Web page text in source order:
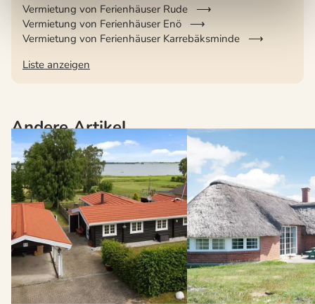
Vermietung von Ferienhäuser Rude
Vermietung von Ferienhäuser Enö
Vermietung von Ferienhäuser Karrebäksminde
Liste anzeigen
Andere Artikel